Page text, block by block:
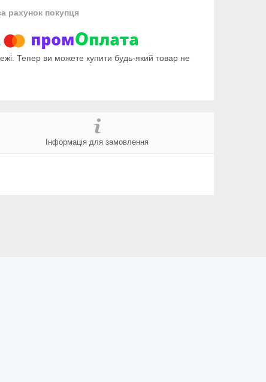
рахунок покупця
Тепер ви можете купити будь-який товар не
Інформація для замовлення